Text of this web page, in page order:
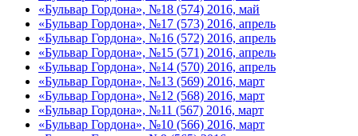
«Бульвар Гордона», №18 (574) 2016, май
«Бульвар Гордона», №17 (573) 2016, апрель
«Бульвар Гордона», №16 (572) 2016, апрель
«Бульвар Гордона», №15 (571) 2016, апрель
«Бульвар Гордона», №14 (570) 2016, апрель
«Бульвар Гордона», №13 (569) 2016, март
«Бульвар Гордона», №12 (568) 2016, март
«Бульвар Гордона», №11 (567) 2016, март
«Бульвар Гордона», №10 (566) 2016, март